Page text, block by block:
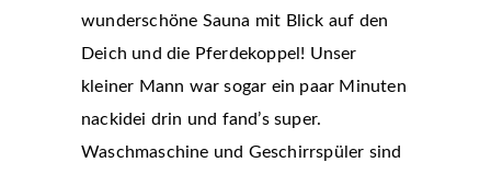
wunderschöne Sauna mit Blick auf den
Deich und die Pferdekoppel! Unser
kleiner Mann war sogar ein paar Minuten
nackidei drin und fand’s super.
Waschmaschine und Geschirrspüler sind